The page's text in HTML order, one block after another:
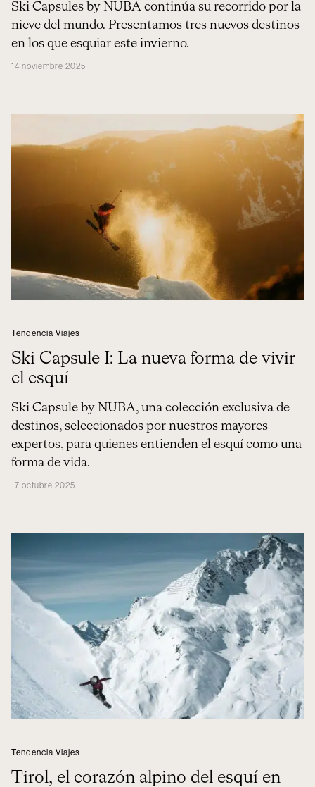
Ski Capsules by NUBA continúa su recorrido por la
nieve del mundo. Presentamos tres nuevos destinos
en los que esquiar este invierno.
14 noviembre 2025
Tendencia Viajes
Ski Capsule I: La nueva forma de vivir
el esquí
Ski Capsule by NUBA, una colección exclusiva de
destinos, seleccionados por nuestros mayores
expertos, para quienes entienden el esquí como una
forma de vida.
17 octubre 2025
Tendencia Viajes
Tirol, el corazón alpino del esquí en